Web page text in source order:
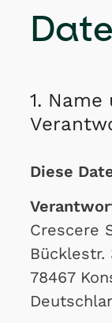
1.
Diese
Crescere
Bücklestr.
78467